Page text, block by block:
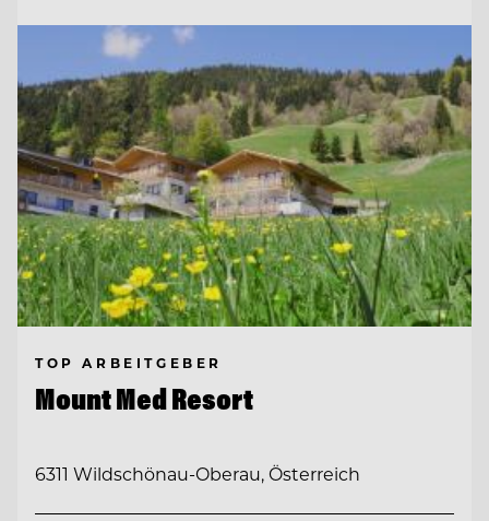
TOP ARBEITGEBER
Mount Med Resort
6311 Wildschönau-Oberau, Österreich